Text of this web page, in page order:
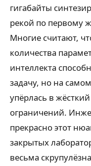
гигабайты
рекой по первому
Многие считают,
количества
интеллекта
задачу, но на
упёрлась в
ограничений.
прекрасно этот
закрытых
весьма